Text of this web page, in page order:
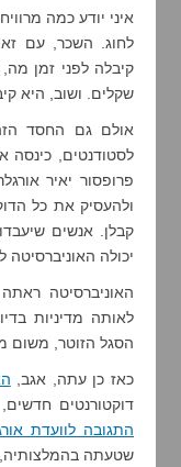
איני יודע כמה
לחוג. השכר, עם
שקלים. ושוב, היא
לסטודנטים, כינסה
ולהעסיק את כל
קבלן. אנשים
יכולה האוניברסיטה לחסוך כ-50
האוניברסיטה
הסגל הזוטר, משום
כאז כן עתה, אגב,
דוקטורנטים
התגובה לוועדת
שטעתה בהמלצותיה,